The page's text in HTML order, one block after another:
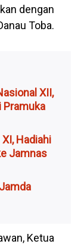
dengan
Toba.
XII,
Pramuka
Hadiahi
Jamnas
Ketua